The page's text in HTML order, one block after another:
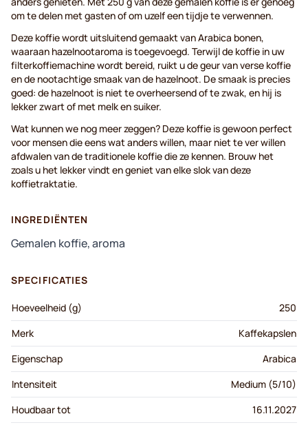
om te delen met gasten of om uzelf een tijdje te verwennen.
Deze koffie wordt uitsluitend gemaakt van Arabica bonen,
waaraan hazelnootaroma is toegevoegd. Terwijl de koffie in uw
filterkoffiemachine wordt bereid, ruikt u de geur van verse koffie
en de nootachtige smaak van de hazelnoot. De smaak is precies
goed: de hazelnoot is niet te overheersend of te zwak, en hij is
lekker zwart of met melk en suiker.
Wat kunnen we nog meer zeggen? Deze koffie is gewoon perfect
voor mensen die eens wat anders willen, maar niet te ver willen
afdwalen van de traditionele koffie die ze kennen. Brouw het
zoals u het lekker vindt en geniet van elke slok van deze
koffietraktatie.
INGREDIËNTEN
Gemalen koffie, aroma
SPECIFICATIES
Hoeveelheid (g)
250
Merk
Kaffekapslen
Eigenschap
Arabica
Intensiteit
Medium (5/10)
Houdbaar tot
16.11.2027